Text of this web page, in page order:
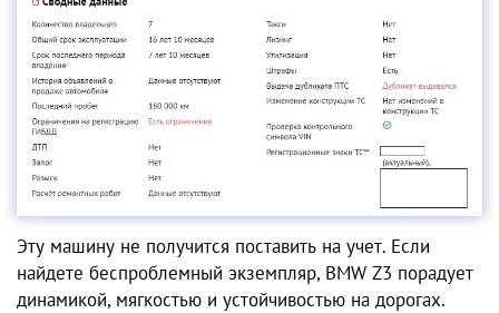
Эту машину не получится поставить на учет. Если
найдете беспроблемный экземпляр, BMW Z3 порадует
динамикой, мягкостью и устойчивостью на дорогах.